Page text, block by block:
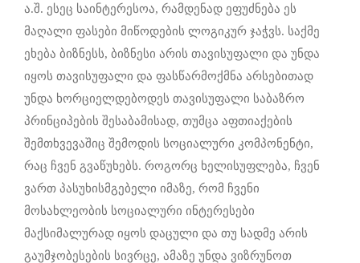
ა.შ. ესეც საინტერესოა, რამდენად ეფუძნება ეს
მაღალი ფასები მიწოდების ლოგიკურ ჯაჭვს. საქმე
ეხება ბიზნესს, ბიზნესი არის თავისუფალი და უნდა
იყოს თავისუფალი და ფასწარმოქმნა არსებითად
უნდა ხორციელდებოდეს თავისუფალი საბაზრო
პრინციპების შესაბამისად, თუმცა აფთიაქების
შემთხვევაშიც შემოდის სოციალური კომპონენტი,
რაც ჩვენ გვაწუხებს. როგორც ხელისუფლება, ჩვენ
ვართ პასუხისმგებელი იმაზე, რომ ჩვენი
მოსახლეობის სოციალური ინტერესები
მაქსიმალურად იყოს დაცული და თუ სადმე არის
გაუმჯობესების სივრცე, ამაზე უნდა ვიზრუნოთ